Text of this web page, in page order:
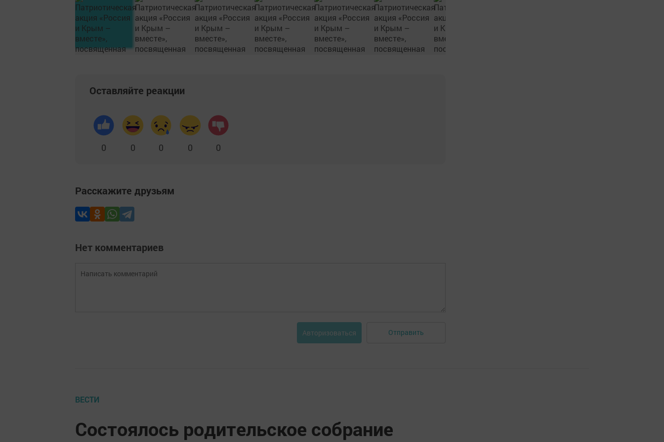
Оставляйте реакции
0 0 0 0 0
Расскажите друзьям
Нет комментариев
Авторизоваться Отправить
ВЕСТИ
Состоялось родительское собрание